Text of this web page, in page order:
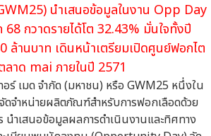
นำเสนอข้อมูลในงาน Opp Day
กวาดรายได้โต 32.43% มั่นใจทั้งปี
ล้านบาท เดินหน้าเตรียมเปิดศูนย์ฟอกไต
ลาด mai ภายในปี 2571
อร์ เมด จำกัด (มหาชน) หรือ GWM25 หนึ่งใน
จำหน่ายผลิตภัณฑ์สำหรับการฟอกเลือดด้วย
นำเสนอข้อมูลผลการดำเนินงานและทิศทาง